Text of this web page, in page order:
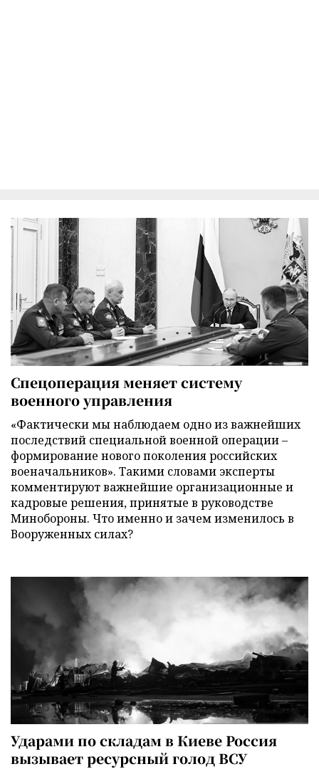
Спецоперация меняет систему
военного управления
«Фактически мы наблюдаем одно из важнейших
последствий специальной военной операции –
формирование нового поколения российских
военачальников». Такими словами эксперты
комментируют важнейшие организационные и
кадровые решения, принятые в руководстве
Минобороны. Что именно и зачем изменилось в
Вооруженных силах?
Ударами по складам в Киеве Россия
вызывает ресурсный голод ВСУ